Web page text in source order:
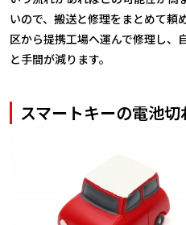
いので、搬送と修理をまとめて頼
区から提携工場へ運んで修理し、
と手間が減ります。
スマートキーの電池切